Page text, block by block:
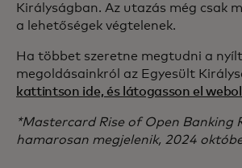
Királyságban. Az utazás még csak
a lehetőségek végtelenek.
Ha többet szeretne megtudni a
megoldásainkról az Egyesült
kattintson ide, és látogasson el
*Mastercard Rise of Open Banking
hamarosan megjelenik, 2024